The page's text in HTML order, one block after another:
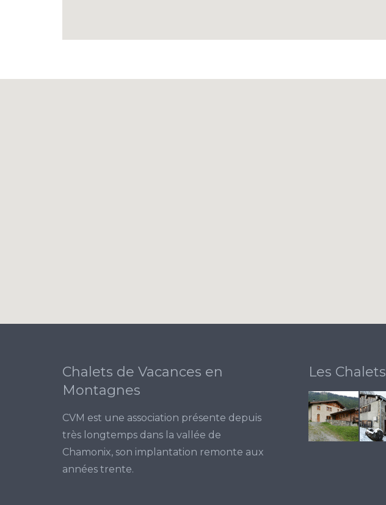
Chalets de Vacances en
Montagnes
CVM est une association présente depuis
très longtemps dans la vallée de
Chamonix, son implantation remonte aux
années trente.
Les Chalets